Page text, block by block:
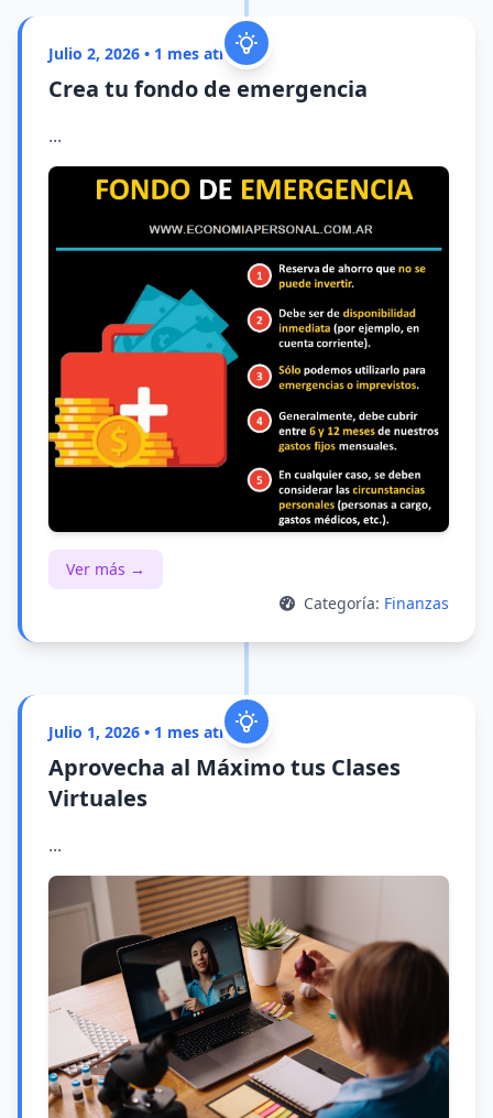
Julio 2, 2026 • 1 mes atrás
Crea tu fondo de emergencia
...
Ver más →
Categoría: Finanzas
Julio 1, 2026 • 1 mes atrás
Aprovecha al Máximo tus Clases
Virtuales
...